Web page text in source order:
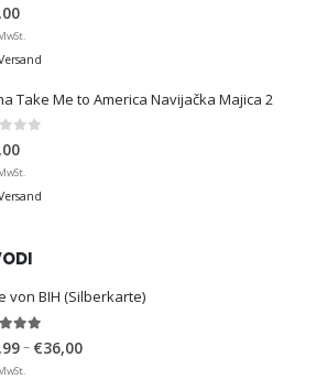
Take Me to America Navijačka Majica 2
5
von BIH (Silberkarte)
– €36,00Preisspanne: